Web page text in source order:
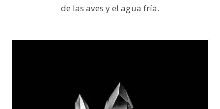
de las aves y el agua fría.